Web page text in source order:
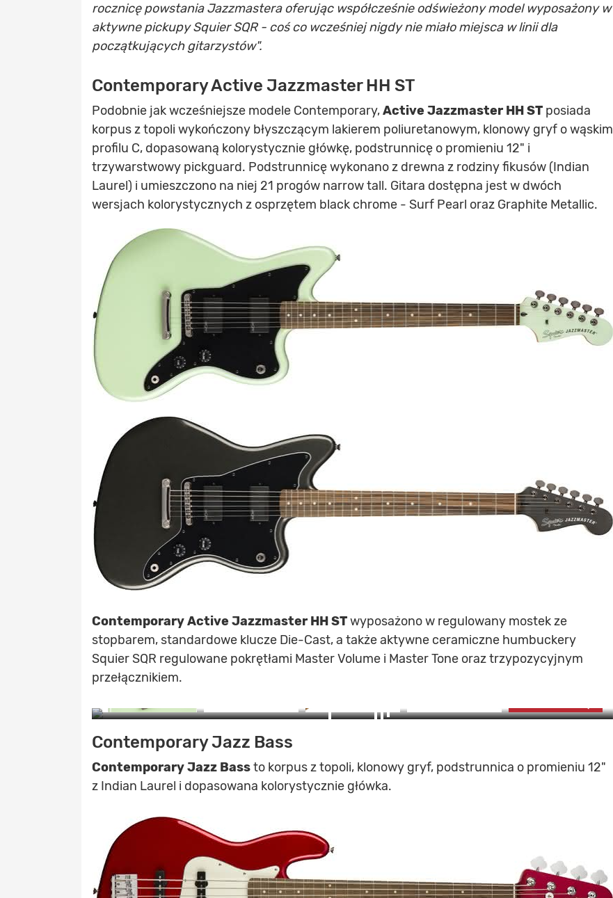
rocznicę powstania Jazzmastera oferując współcześnie odświeżony model wyposażony w
aktywne pickupy Squier SQR - coś co wcześniej nigdy nie miało miejsca w linii dla
początkujących gitarzystów".
Contemporary Active Jazzmaster HH ST
Podobnie jak wcześniejsze modele Contemporary,Active Jazzmaster HH ST posiada
korpus z topoli wykończony błyszczącym lakierem poliuretanowym, klonowy gryf o wąskim
profilu C, dopasowaną kolorystycznie główkę, podstrunnicę o promieniu 12" i
trzywarstwowy pickguard. Podstrunnicę wykonano z drewna z rodziny fikusów (Indian
Laurel) i umieszczono na niej 21 progów narrow tall. Gitara dostępna jest w dwóch
wersjach kolorystycznych z osprzętem black chrome - Surf Pearl oraz Graphite Metallic.
Contemporary Active Jazzmaster HH STwyposażono w regulowany mostek ze
stopbarem, standardowe klucze Die-Cast, a także aktywne ceramiczne humbuckery
Squier SQR regulowane pokrętłami Master Volume i Master Tone oraz trzypozycyjnym
przełącznikiem.
8
Contemporary Jazz Bass
Contemporary Jazz Bassto korpus z topoli, klonowy gryf, podstrunnica o promieniu 12"
z Indian Laurel i dopasowana kolorystycznie główka.